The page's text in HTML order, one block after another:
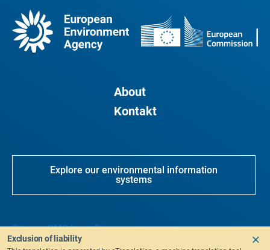
About
Kontakt
Explore our environmental information
systems
SitemapCMS LoginPrivacy
Exclusion of liability